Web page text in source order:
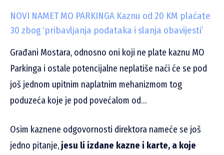
NOVI NAMET MO PARKINGA Kaznu od 20 KM plaćate
30 zbog ‘pribavljanja podataka i slanja obavijesti’
Građani Mostara, odnosno oni koji ne plate kaznu MO
Parkinga i ostale potencijalne neplatiše naći će se pod
još jednom upitnim naplatnim mehanizmom tog
poduzeća koje je pod povećalom od…
Osim kaznene odgovornosti direktora nameće se još
jedno pitanje, jesu li izdane kazne i karte, a koje